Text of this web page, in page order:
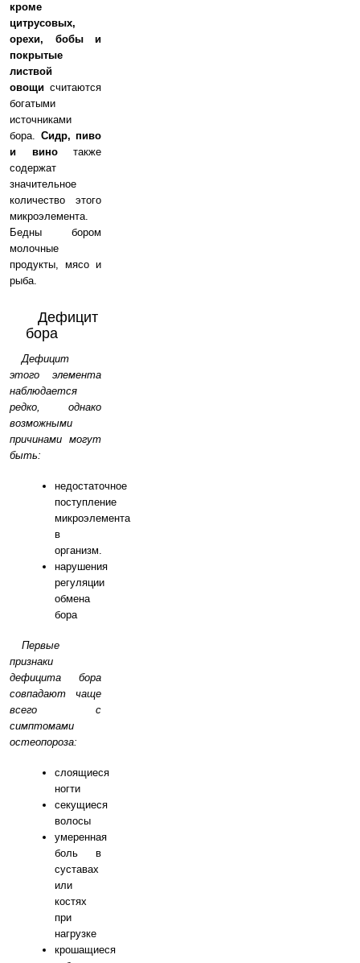
кроме
цитрусовых,
орехи, бобы и
покрытые
листвой
овощи считаются
богатыми
источниками
бора. Сидр, пиво
и винотакже
содержат
значительное
количество этого
микроэлемента.
Бедны бором
молочные
продукты, мясо и
рыба.
Дефицит
бора
Дефицит
этого элемента
наблюдается
редко, однако
возможными
причинами могут
быть:
недостаточное
поступление
микроэлемента
в
организм.
нарушения
регуляции
обмена
бора
Первые
признаки
дефицита бора
совпадают чаще
всего с
симптомами
остеопороза:
слоящиеся
ногти
секущиеся
волосы
умеренная
боль в
суставах
или
костях
при
нагрузке
крошащиеся